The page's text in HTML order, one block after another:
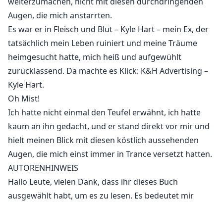
Augen, die mich anstarrten.
Es war er in Fleisch und Blut – Kyle Hart – mein Ex, der
tatsächlich mein Leben ruiniert und meine Träume
heimgesucht hatte, mich heiß und aufgewühlt
zurücklassend. Da machte es Klick: K&H Advertising –
Kyle Hart.
Oh Mist!
Ich hatte nicht einmal den Teufel erwähnt, ich hatte
kaum an ihn gedacht, und er stand direkt vor mir und
hielt meinen Blick mit diesen köstlich aussehenden
Augen, die mich einst immer in Trance versetzt hatten.
AUTORENHINWEIS
Hallo Leute, vielen Dank, dass ihr dieses Buch
ausgewählt habt, um es zu lesen. Es bedeutet mir